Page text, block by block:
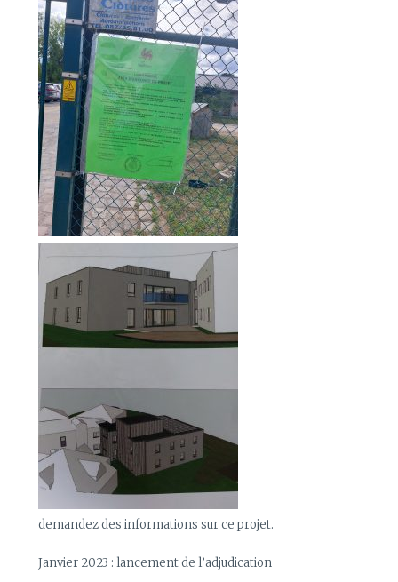
demandez des informations sur ce projet.
Janvier 2023 : lancement de l’adjudication